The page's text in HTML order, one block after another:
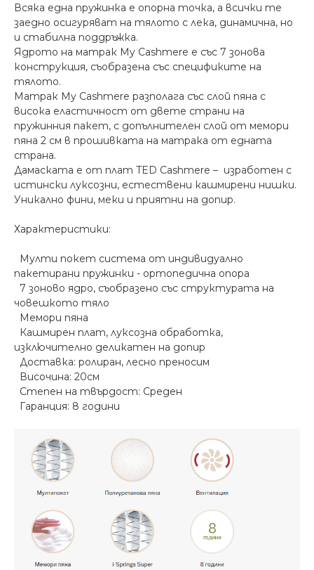
Всяка една пружинка е опорна точка, а всички те
заедно осигуряват на тялото с лека, динамична, но
и стабилна поддръжка.
Ядрото на матрак My Cashmere e със 7 зонова
конструкция, съобразена със спецификите на
тялото.
Матрак My Cashmere разполага със слой пяна с
висока еластичност от двете страни на
пружинния пакет, с допълнителен слой от мемори
пяна 2 см в прошивката на матрака от едната
страна.
Дамаската е от плат TED Cashmеrе – изработен с
истински луксозни, естествени кашмирени нишки.
Уникално фини, меки и приятни на допир.
Характеристики:
Мулти покет система от индивидуално
пакетирани пружинки - ортопедична опора
7 зоново ядро, съобразено със структурата на
човешкото тяло
Мемори пяна
Кашмирен плат, луксозна обработка,
изключително деликатен на допир
Доставка: ролиран, лесно преносим
Височина: 20см
Степен на твърдост: Среден
Гаранция: 8 години